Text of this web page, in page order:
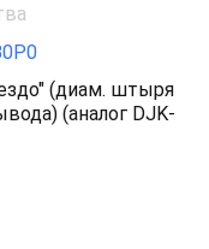
(диам. штыря
(аналог DJK-